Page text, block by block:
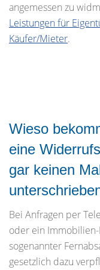
angemessen zu
Leistungen für
Käufer/Mieter.
Wieso
eine
gar keinen
Bei Anfragen per
oder ein
sogenannter
gesetzlich dazu